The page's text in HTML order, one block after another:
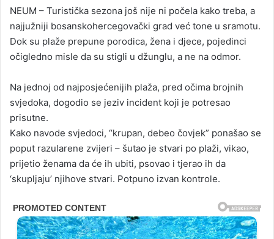
NEUM – Turistička sezona još nije ni počela kako treba, a
najjužniji bosanskohercegovački grad već tone u sramotu.
Dok su plaže prepune porodica, žena i djece, pojedinci
očigledno misle da su stigli u džunglu, a ne na odmor.
Na jednoj od najposjećenijih plaža, pred očima brojnih
svjedoka, dogodio se jeziv incident koji je potresao
prisutne.
Kako navode svjedoci, “krupan, debeo čovjek” ponašao se
poput razularene zvijeri – šutao je stvari po plaži, vikao,
prijetio ženama da će ih ubiti, psovao i tjerao ih da
‘skupljaju’ njihove stvari. Potpuno izvan kontrole.